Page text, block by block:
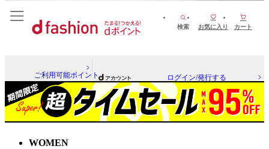
検索 お気に入り カート
ご利用可能ポイント ログイン/発行する
WOMEN